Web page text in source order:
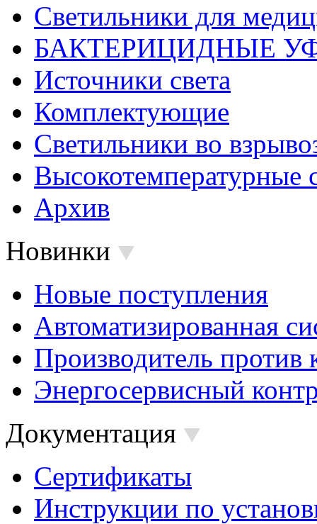
Светильники для
БАКТЕРИЦИДНЫЕ
Источники света
Комплектующие
Светильники во
Высокотемпературные
Архив
Новинки
Новые поступления
Автоматизированная
Производитель против
Энергосервисный
Документация
Сертификаты
Инструкции по